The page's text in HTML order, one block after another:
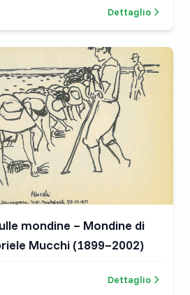
Dettaglio
mondine – Mondine di
Mucchi (1899–2002)
Dettaglio